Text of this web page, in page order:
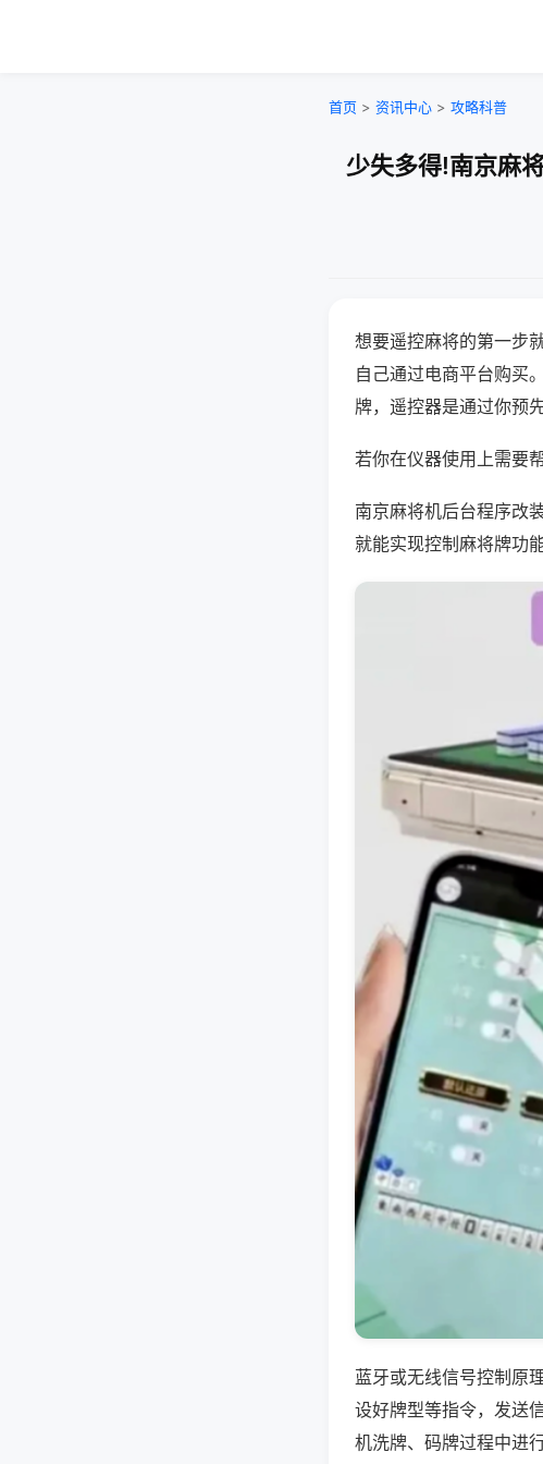
首页 > 资讯中心 > 攻略科普
少失多得!南京麻
想要遥控麻将的第一步
自己通过电商平台购买
牌，遥控器是通过你预
若你在仪器使用上需要
南京麻将机后台程序改
就能实现控制麻将牌功
蓝牙或无线信号控制原
设好牌型等指令，发送
机洗牌、码牌过程中进